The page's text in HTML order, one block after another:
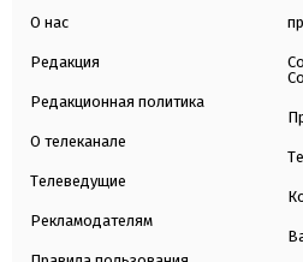
О нас
Редакция
Редакционная политика
О телеканале
Телеведущие
Рекламодателям